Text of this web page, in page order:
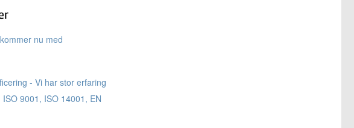
nu med
- Vi har stor erfaring
9001, ISO 14001, EN